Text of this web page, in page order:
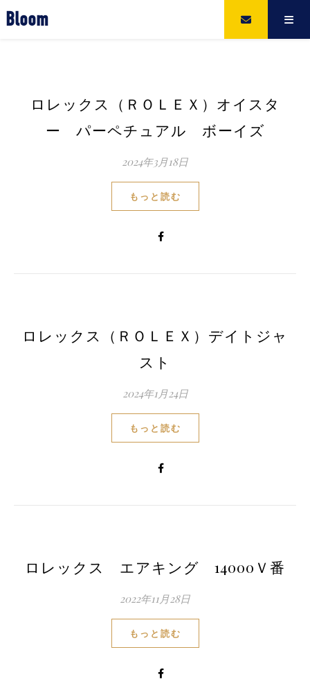
Bloom
ロレックス（ＲＯＬＥＸ）オイスタ
ー パーペチュアル ボーイズ
2024年3月18日
もっと読む
ロレックス（ＲＯＬＥＸ）デイトジャ
スト
2024年1月24日
もっと読む
ロレックス エアキング 14000Ｖ番
2022年11月28日
もっと読む